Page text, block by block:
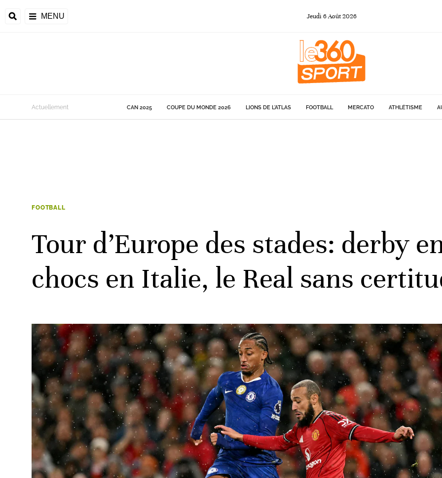
MENU Jeudi 6Août 2026
de la CAF
Actuellement CAN 2025 COUPE DU MONDE 2026 LIONS DE L'ATLAS FOOTBALL MERCATO ATHLÉTISME
FOOTBALL
Tour d’Europe des stades: derby
chocs en Italie, le Real sans